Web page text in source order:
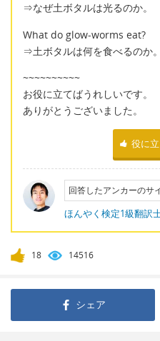
⇒なぜ土ボタルは光るのか。
What do glow-worms eat?
⇒土ボタルは何を食べるのか。
~~~~~~~~~~
お役に立てばうれしいです。
ありがとうございました。
役に
回答したアンカーのサ
ほんやく検定1級翻訳
18 14516
シェア